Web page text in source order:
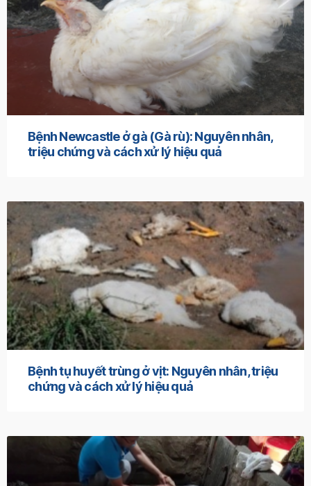
Bệnh Newcastle ở gà (Gà rù): Nguyên nhân,
triệu chứng và cách xử lý hiệu quả
Bệnh tụ huyết trùng ở vịt: Nguyên nhân, triệu
chứng và cách xử lý hiệu quả